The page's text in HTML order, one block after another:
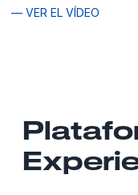
— VER EL VÍDEO